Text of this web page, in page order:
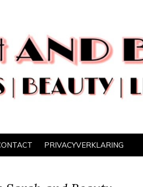
PRIVACYVERKLARING